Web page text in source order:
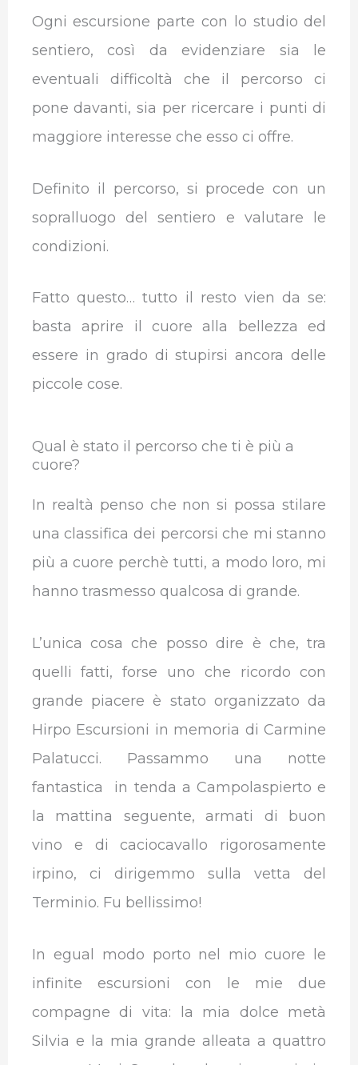
Ogni escursione parte con lo studio del
sentiero, così da evidenziare sia le
eventuali difficoltà che il percorso ci
pone davanti, sia per ricercare i punti di
maggiore interesse che esso ci offre.
Definito il percorso, si procede con un
sopralluogo del sentiero e valutare le
condizioni.
Fatto questo… tutto il resto vien da se:
basta aprire il cuore alla bellezza ed
essere in grado di stupirsi ancora delle
piccole cose.
Qual è stato il percorso che ti è più a
cuore?
In realtà penso che non si possa stilare
una classifica dei percorsi che mi stanno
più a cuore perchè tutti, a modo loro, mi
hanno trasmesso qualcosa di grande.
L’unica cosa che posso dire è che, tra
quelli fatti, forse uno che ricordo con
grande piacere è stato organizzato da
Hirpo Escursioni in memoria di Carmine
Palatucci. Passammo una notte
fantastica in tenda a Campolaspierto e
la mattina seguente, armati di buon
vino e di caciocavallo rigorosamente
irpino, ci dirigemmo sulla vetta del
Terminio. Fu bellissimo!
In egual modo porto nel mio cuore le
infinite escursioni con le mie due
compagne di vita: la mia dolce metà
Silvia e la mia grande alleata a quattro